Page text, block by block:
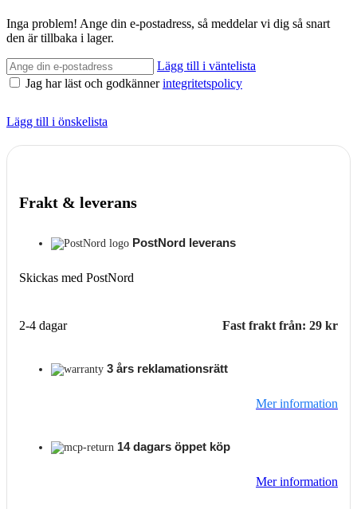
Inga problem! Ange din e-postadress, så meddelar vi dig så snart
den är tillbaka i lager.
Lägg till i väntelista
Jag har läst och godkännerintegritetspolicy
Lägg till i önskelista
Frakt & leverans
PostNord leverans
Skickas med PostNord
2-4 dagar Fast frakt från: 29 kr
3 års reklamationsrätt
Mer information
14 dagars öppet köp
Mer information